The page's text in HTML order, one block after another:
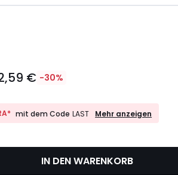
€ -30%
mit dem Code LAST
10%
LAST
Mehr anzeigen
IN DEN WARENKORB